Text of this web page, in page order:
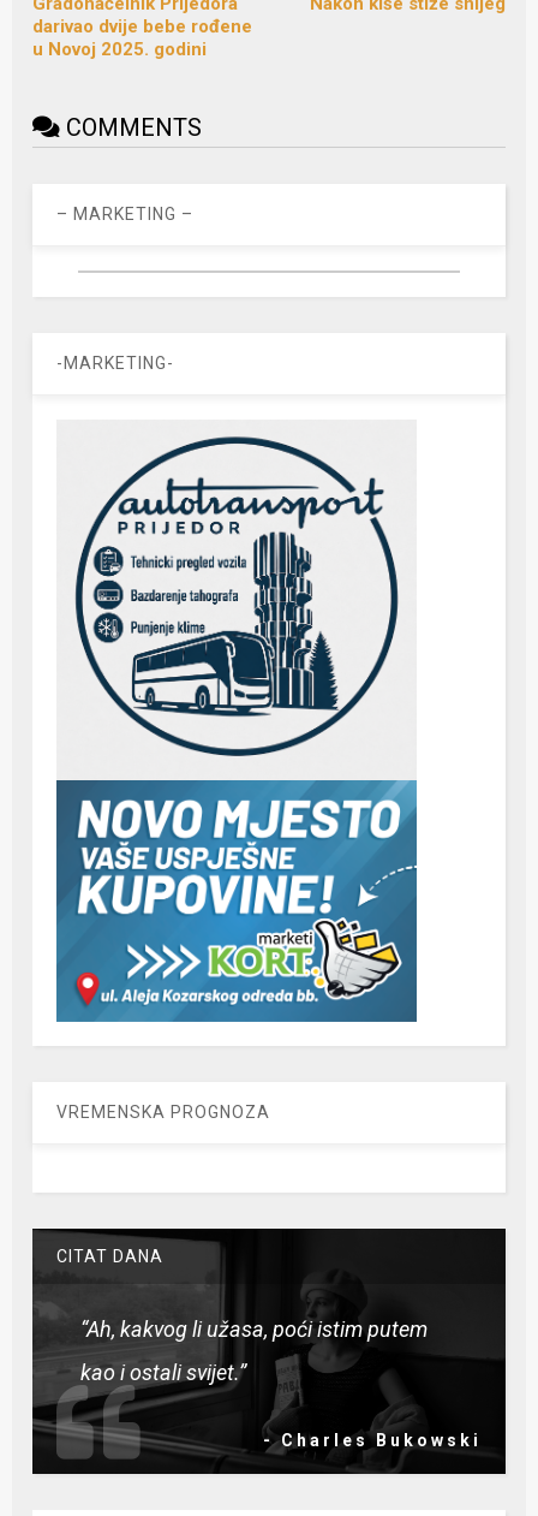
darivao dvije bebe rođene
u Novoj 2025. godini
COMMENTS
– MARKETING –
-MARKETING-
VREMENSKA PROGNOZA
CITAT DANA
“Ah, kakvog li užasa, poći istim putem
kao i ostali svijet.”
- Charles Bukowski